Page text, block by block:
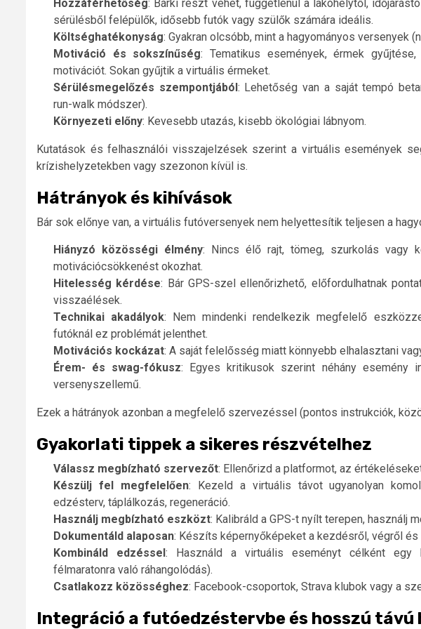
Hozzáférhetőség: Bárki részt vehet, függetlenül a lakóhelytől,
sérülésből felépülők, idősebb futók vagy szülők számára ideális.
Költséghatékonyság: Gyakran olcsóbb, mint a hagyományos versenyek
Motiváció és sokszínűség: Tematikus események, érmek
motivációt. Sokan gyűjtik a virtuális érmeket.
Sérülésmegelőzés szempontjából : Lehetőség van a saját tempó
run-walk módszer).
Környezeti előny: Kevesebb utazás, kisebb ökológiai lábnyom.
Kutatások és felhasználói visszajelzések szerint a virtuális események
krízishelyzetekben vagy szezonon kívül is.
Hátrányok és kihívások
Bár sok előnye van, a virtuális futóversenyek nem helyettesítik teljesen a
Hiányzó közösségi élmény: Nincs élő rajt, tömeg, szurkolás vagy
motivációcsökkenést okozhat.
Hitelesség kérdése: Bár GPS-szel ellenőrizhető, előfordulhatnak
visszaélések.
Technikai akadályok: Nem mindenki rendelkezik megfelelő
futóknál ez problémát jelenthet.
Motivációs kockázat: A saját felelősség miatt könnyebb elhalasztani
Érem- és swag-fókusz: Egyes kritikusok szerint néhány esemény
versenyszellemű.
Ezek a hátrányok azonban a megfelelő szervezéssel (pontos instrukciók,
Gyakorlati tippek a sikeres részvételhez
Válassz megbízható szervezőt: Ellenőrizd a platformot, az
Készülj fel megfelelően: Kezeld a virtuális távot ugyanolyan
edzésterv, táplálkozás, regeneráció.
Használj megbízható eszközt: Kalibráld a GPS-t nyílt terepen, használj
Dokumentáld alaposan: Készíts képernyőképeket a kezdésről, végről
Kombináld edzéssel : Használd a virtuális eseményt célként egy
félmaratonra való ráhangolódás).
Csatlakozz közösséghez: Facebook-csoportok, Strava klubok vagy a
Integráció a futóedzéstervbe és hosszú távú